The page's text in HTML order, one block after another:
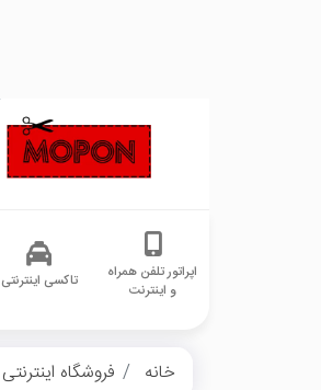
اپراتور تلفن همراه
و اینترنت
تاکسی اینترنتی
خانه فروشگاه اینترنتی